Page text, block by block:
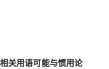
关用语可能与惯用论